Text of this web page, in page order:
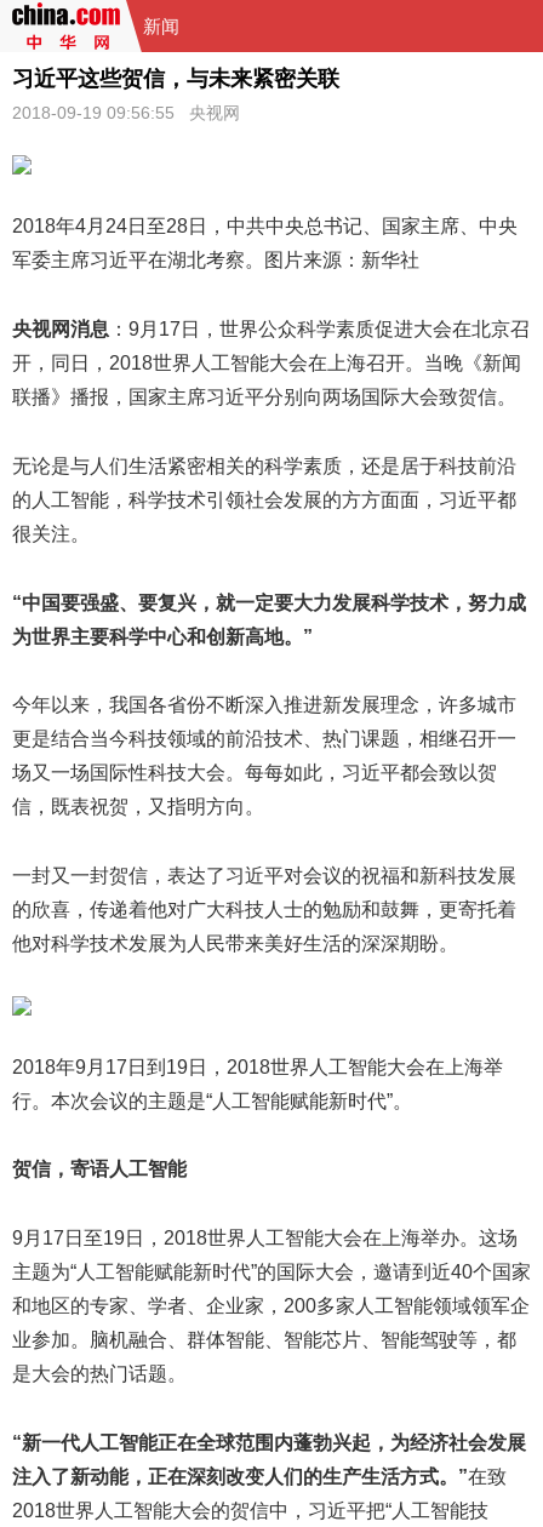
新闻
习近平这些贺信，与未来紧密关联
2018-09-19 09:56:55 央视网
2018年4月24日至28日，中共中央总书记、国家主席、中央
军委主席习近平在湖北考察。图片来源：新华社
央视网消息 ：9月17日，世界公众科学素质促进大会在北京召
开，同日，2018世界人工智能大会在上海召开。当晚《新闻
联播》播报，国家主席习近平分别向两场国际大会致贺信。
无论是与人们生活紧密相关的科学素质，还是居于科技前沿
的人工智能，科学技术引领社会发展的方方面面，习近平都
很关注。
“中国要强盛、要复兴，就一定要大力发展科学技术，努力成
为世界主要科学中心和创新高地。”
今年以来，我国各省份不断深入推进新发展理念，许多城市
更是结合当今科技领域的前沿技术、热门课题，相继召开一
场又一场国际性科技大会。每每如此，习近平都会致以贺
信，既表祝贺，又指明方向。
一封又一封贺信，表达了习近平对会议的祝福和新科技发展
的欣喜，传递着他对广大科技人士的勉励和鼓舞，更寄托着
他对科学技术发展为人民带来美好生活的深深期盼。
2018年9月17日到19日，2018世界人工智能大会在上海举
行。本次会议的主题是“人工智能赋能新时代”。
贺信，寄语人工智能
9月17日至19日，2018世界人工智能大会在上海举办。这场
主题为“人工智能赋能新时代”的国际大会，邀请到近40个国家
和地区的专家、学者、企业家，200多家人工智能领域领军企
业参加。脑机融合、群体智能、智能芯片、智能驾驶等，都
是大会的热门话题。
“新一代人工智能正在全球范围内蓬勃兴起，为经济社会发展
注入了新动能，正在深刻改变人们的生产生活方式。”在致
2018世界人工智能大会的贺信中，习近平把“人工智能技